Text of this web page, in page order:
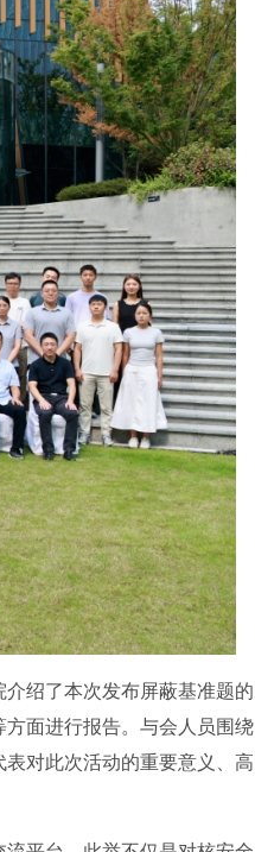
绍了本次发布屏蔽基准题的
面进行报告。与会人员围绕
对此次活动的重要意义、高